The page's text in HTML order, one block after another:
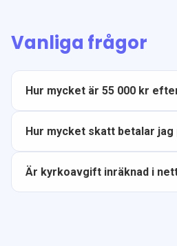
Vanliga frågor
Hur mycket är 55 000 kr
Hur mycket skatt betalar jag
Är kyrkoavgift inräknad i